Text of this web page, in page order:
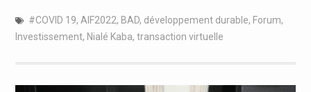
#COVID 19, AIF2022, BAD, développement durable, Forum,
Investissement, Nialé Kaba, transaction virtuelle